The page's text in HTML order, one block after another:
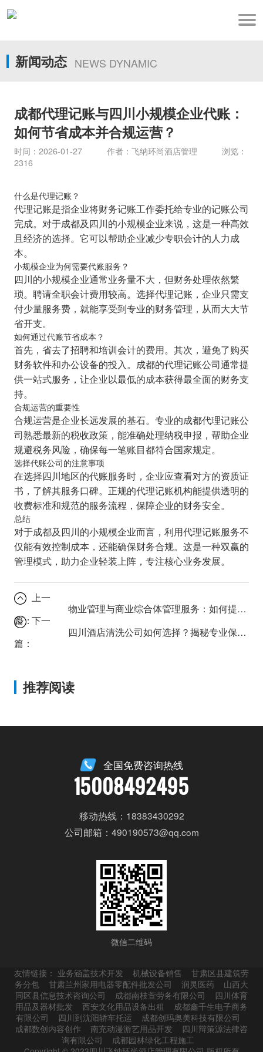
新闻动态 NEWS DYNAMIC
成都代理记账与四川小规模企业代账：
如何节省成本并合规运营？
时间：2026-01-27 作者：飞纳环尚酒店管理 浏览：
2316
什么是代理记账？
代理记账是指企业将财务记账工作委托给专业的记账公司
完成。对于成都及四川的小规模企业来说，这是一种高效
且经济的选择。它可以帮助企业减少专职会计的人力成
本。
小规模企业为何需要代账服务？
四川的小规模企业通常业务量不大，但财务处理依然繁
琐。聘请全职会计费用较高。选择代理记账，企业只需支
付少量服务费，就能享受到专业的财务管理，从而大大节
省开支。
如何通过代账节省成本？
首先，省去了招聘和培训会计的费用。其次，避免了购买
财务软件和办公设备的投入。成都的代理记账公司通常提
供一站式服务，让企业以最低的成本获得最全面的财务支
持。
合规运营的重要性
合规运营是企业长远发展的基石。专业的成都代理记账公
司熟悉最新的税收政策，能准确处理纳税申报，帮助企业
规避税务风险，确保每一笔账目都符合国家规定。
选择代账公司的注意事项
在选择四川地区的代账服务时，企业应查看对方的资质证
书，了解其服务口碑。正规的代理记账机构能提供透明的
收费标准和规范的服务流程，保障企业的财务安全。
总结
对于成都及四川的小规模企业而言，利用代理记账服务不
仅能有效控制成本，还能确保财务合规。这是一种双赢的
管理模式，助力企业轻装上阵，专注核心业务发展。
上一
篇：
物业管理与商业综合体管理服务：如何提升商业空间运营效率？
下一
篇：
四川酒店清洗公司如何选择？揭秘专业保洁服务的5大标准。
推荐阅读
全国免费咨询热线
15008492495
移动热线：18383430292
公司邮箱：490190573@qq.com
微信二维码
友情链接： 业务涵盖技术开发 机械设备销售
甘肃区县建筑劳
务分包
甘肃兰州家用电器零配件批发公司 润灵医药
山西大
同区县信息技术咨询公司
成都南枝萱劳务有限公司
四川体育
用品及器材批发
西安文化用品设备出租
成都鑫千生电子商务
有限公司
四川到沈阳轿车托运
成都创玛奥美科技有限公司
成都数创内容创作
南充动漫游艺用品开发
四川辩策源法律咨
询有限公司
成都园林绿化工程施工